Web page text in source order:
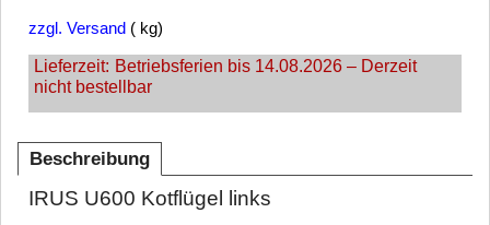
zzgl. Versand kg
Lieferzeit: Betriebsferien bis 14.08.2026 – Derzeit
nicht bestellbar
Beschreibung
IRUS U600 Kotflügel links